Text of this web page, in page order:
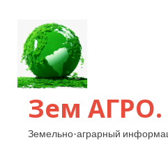
Зем АГРО.
Земельно-аграрный